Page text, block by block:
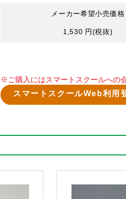
メーカー希望小売価格
1,530 円(税抜)
※ご購入にはスマートスクールへの
スマートスクールWeb利用